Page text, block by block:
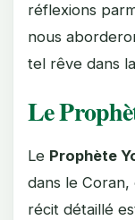
réflexions
nous
tel rêve dans
Le
Le Prophète
dans le Coran,
récit détaillé